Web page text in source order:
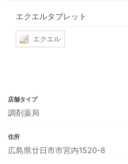
エクエルタブレット
エクエル
店舗タイプ
調剤薬局
住所
広島県廿日市市宮内1520-8